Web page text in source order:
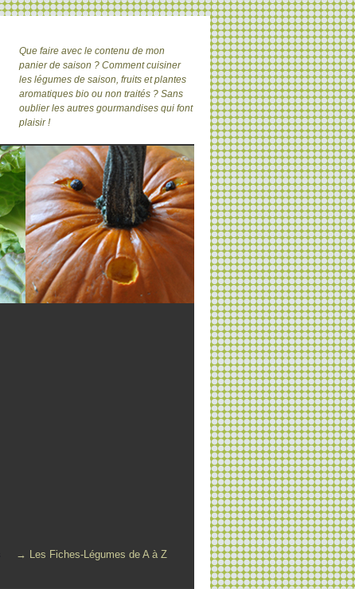
Que faire avec le contenu de mon
panier de saison ? Comment cuisiner
les légumes de saison, fruits et plantes
aromatiques bio ou non traités ? Sans
oublier les autres gourmandises qui font
plaisir !
→ Les Fiches-Légumes de A à Z